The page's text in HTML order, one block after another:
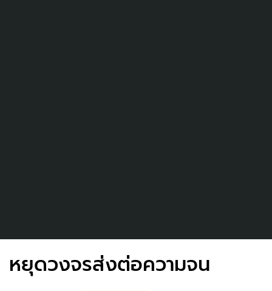
หยุดวงจรส่งต่อความจน